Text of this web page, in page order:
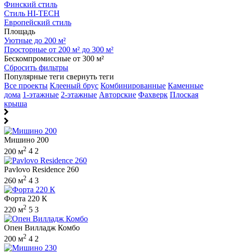
Финский стиль
Стиль HI-TECH
Европейский стиль
Площадь
Уютные до 200 м²
Просторные от 200 м² до 300 м²
Бескомпромиссные от 300 м²
Сбросить фильтры
Популярные теги свернуть теги
Все проекты Клееный брус Комбинированные Каменные
дома 1-этажные 2-этажные Авторские Фахверк Плоская
крыша
Мишино 200
200 м2 4 2
Pavlovo Residence 260
260 м2 4 3
Форта 220 К
220 м2 5 3
Опен Вилладж Комбо
200 м2 4 2